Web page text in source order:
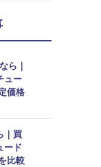
ら｜
ュー
価格
｜買
ード
比較